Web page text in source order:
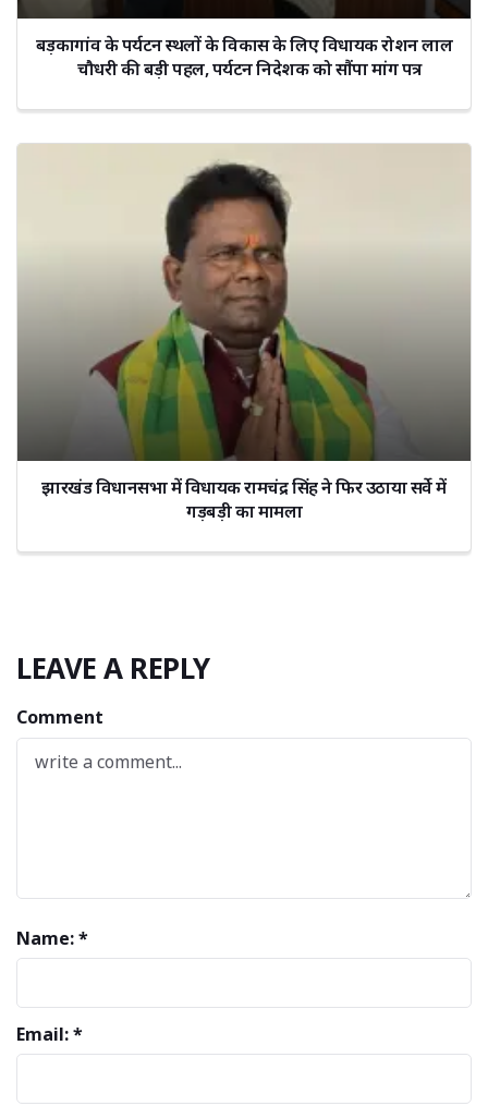
बड़कागांव के पर्यटन स्थलों के विकास के लिए विधायक रोशन लाल
चौधरी की बड़ी पहल, पर्यटन निदेशक को सौंपा मांग पत्र
झारखंड विधानसभा में विधायक रामचंद्र सिंह ने फिर उठाया सर्वे में
गड़बड़ी का मामला
LEAVE A REPLY
Comment
Name: *
Email: *